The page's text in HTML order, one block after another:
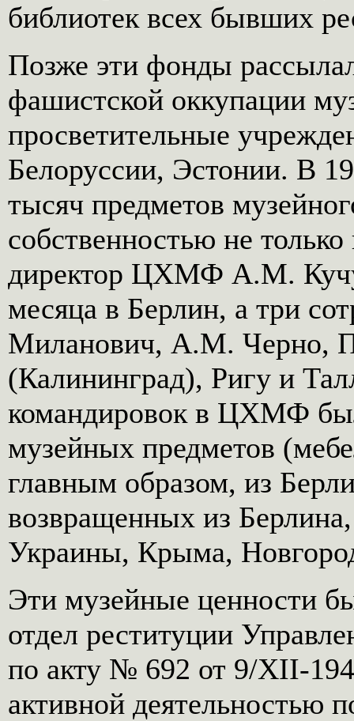
библиотек всех бывших
Позже эти фонды
фашистской оккупации
просветительные
Белоруссии, Эстонии. В
тысяч предметов
собственностью не
директор ЦХМФ A.M.
месяца в Берлин, а три
Миланович, A.M. Черно,
(Калининград), Ригу и
командировок в ЦХМФ
музейных предметов
главным образом, из
возвращенных из
Украины, Крыма,
Эти музейные ценности
отдел реституции
по акту № 692 от 9/XII-
активной деятельностью